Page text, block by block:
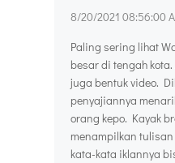
8/20/2021 08:56:00
Paling sering lihat
besar di tengah
juga bentuk video.
penyajiannya
orang kepo. Kayak
menampilkan
kata-kata iklannya